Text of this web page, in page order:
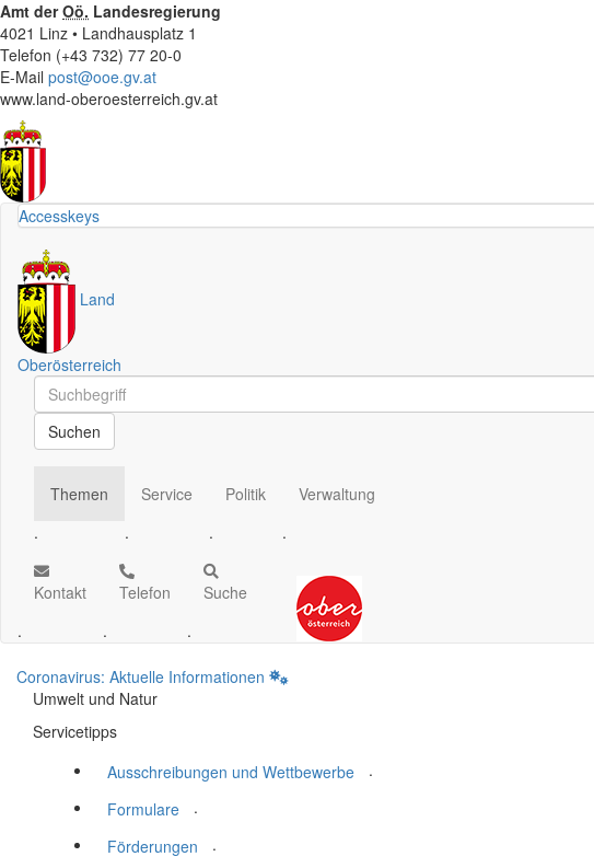
Amt derOö. Landesregierung
4021 Linz • Landhausplatz 1
Telefon (+43 732) 77 20-0
E-Mail post@ooe.gv.at
www.land-oberoesterreich.gv.at
Accesskeys
Land
Oberösterreich
Schnellsuche
Schnellsuche
Suchen
Themen
.
Service
.
Politik
.
Verwaltung
.
Kontakt
.
Telefon
.
Suche
.
Coronavirus: Aktuelle Informationen
Umwelt und Natur
Servicetipps
Ausschreibungen und Wettbewerbe
.
Formulare
.
Förderungen
.